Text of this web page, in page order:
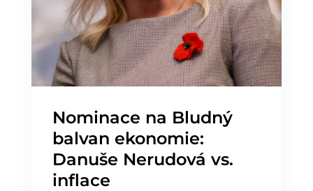
Nominace na Bludný
balvan ekonomie:
Danuše Nerudová vs.
inflace